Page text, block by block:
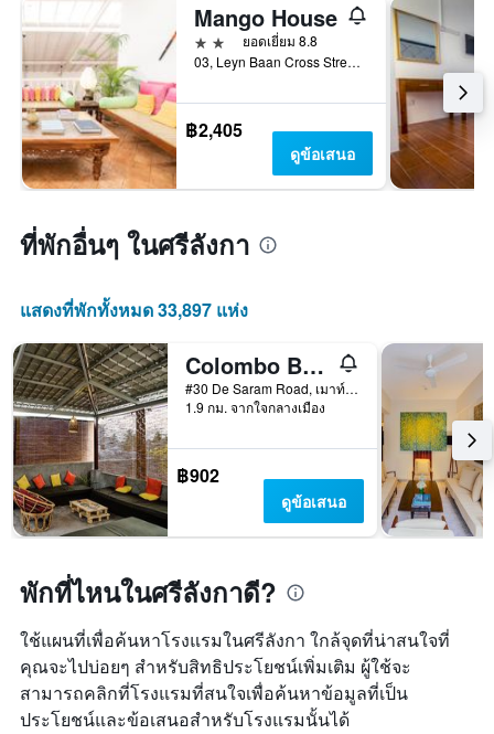
Mango House
2 ดาว
ยอดเยี่ยม 8.8
03, Leyn Baan Cross Street, Fort, กอลล์, ศรีลังกา
฿2,405
ดูข้อเสนอ
ที่พักอื่นๆ ในศรีลังกา
แสดงที่พักทั้งหมด 33,897 แห่ง
Colombo Beach Hostel
#30 De Saram Road, เมาท์ ลาวิเนีย, ศรีลังกา
1.9 กม. จากใจกลางเมือง
฿902
ดูข้อเสนอ
พักที่ไหนในศรีลังกาดี?
ใช้แผนที่เพื่อค้นหาโรงแรมในศรีลังกา ใกล้จุดที่น่าสนใจที่
คุณจะไปบ่อยๆ สำหรับสิทธิประโยชน์เพิ่มเติม ผู้ใช้จะ
สามารถคลิกที่โรงแรมที่สนใจเพื่อค้นหาข้อมูลที่เป็น
ประโยชน์และข้อเสนอสำหรับโรงแรมนั้นได้